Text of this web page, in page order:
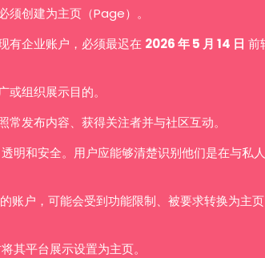
须创建为主页（Page）。
有企业账户，必须最迟在 2026 年 5 月 14 日 前
组织展示目的。
发布内容、获得关注者并与社区互动。
明和安全。用户应能够清楚识别他们是在与私人
账户，可能会受到功能限制、被要求转换为主页
其平台展示设置为主页。